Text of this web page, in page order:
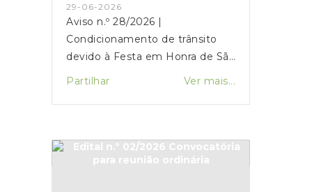
29-06-2026
Aviso n.º 28/2026 |
Condicionamento de trânsito
devido à Festa em Honra de São
Partilhar Ver mais...